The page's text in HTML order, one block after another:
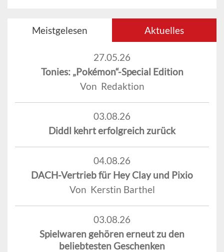
Meistgelesen Aktuelles
27.05.26
Tonies: „Pokémon“-Special Edition
Von Redaktion
03.08.26
Diddl kehrt erfolgreich zurück
04.08.26
DACH-Vertrieb für Hey Clay und Pixio
Von Kerstin Barthel
03.08.26
Spielwaren gehören erneut zu den
beliebtesten Geschenken